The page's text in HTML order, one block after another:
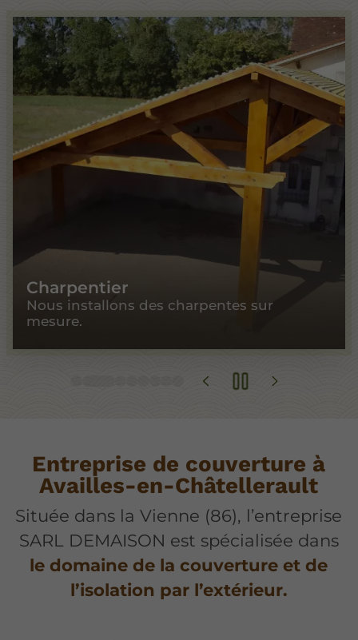
Charpentier
Nous installons des charpentes sur
mesure.
Entreprise de couverture à
Availles-en-Châtellerault
Située dans la Vienne (86), l’entreprise
SARL DEMAISON est spécialisée dans
le domaine de la couverture et de
l’isolation par l’extérieur.